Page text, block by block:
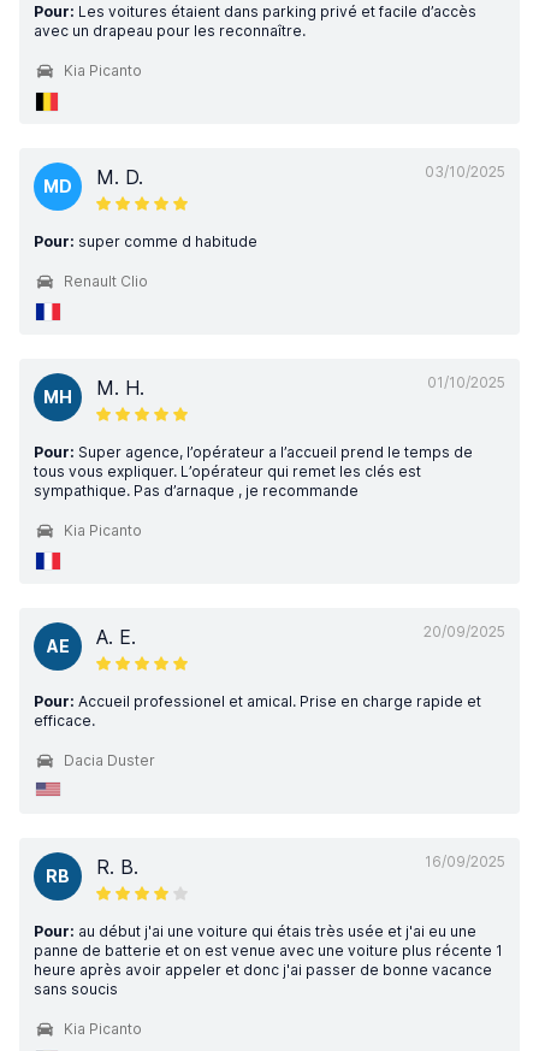
Pour: Les voitures étaient dans parking privé et facile d’accès
avec un drapeau pour les reconnaître.
Kia Picanto
03/10/2025
MD M. D.
Pour: super comme d habitude
Renault Clio
01/10/2025
MH M. H.
Pour: Super agence, l’opérateur a l’accueil prend le temps de
tous vous expliquer. L’opérateur qui remet les clés est
sympathique. Pas d’arnaque , je recommande
Kia Picanto
20/09/2025
AE A. E.
Pour: Accueil professionel et amical. Prise en charge rapide et
efficace.
Dacia Duster
16/09/2025
RB R. B.
Pour: au début j'ai une voiture qui étais très usée et j'ai eu une
panne de batterie et on est venue avec une voiture plus récente 1
heure après avoir appeler et donc j'ai passer de bonne vacance
sans soucis
Kia Picanto